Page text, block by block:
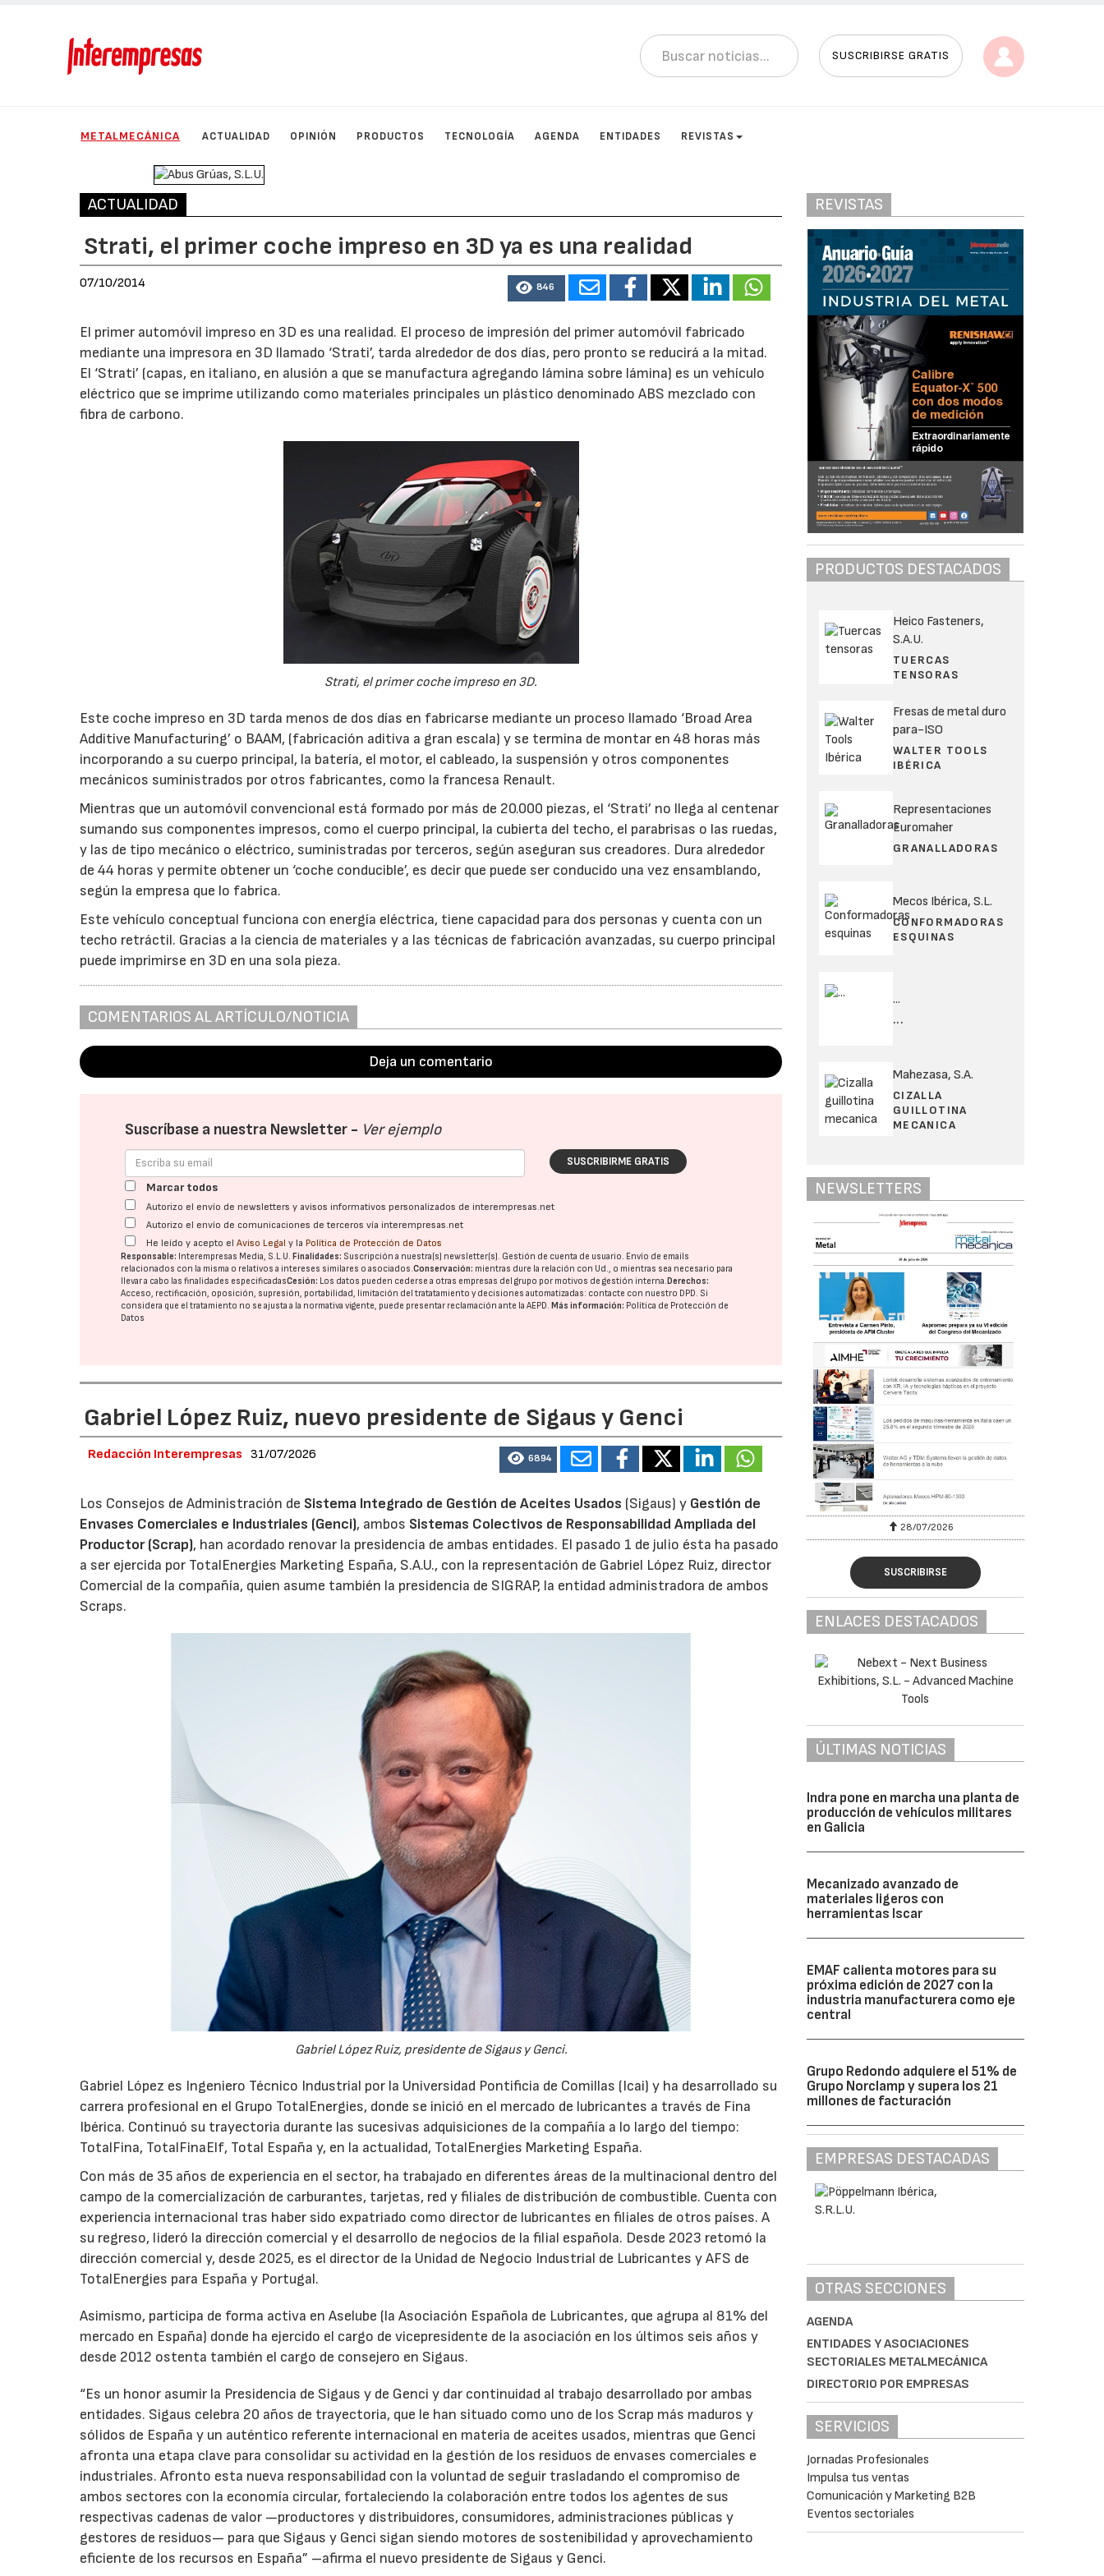
SUSCRIBIRSE GRATIS
METALMECÁNICA ACTUALIDAD OPINIÓN PRODUCTOS TECNOLOGÍA AGENDA ENTIDADES REVISTAS
ACTUALIDAD
Strati, el primer coche impreso en 3D ya es una realidad
07/10/2014 846
El primer automóvil impreso en 3D es una realidad. El proceso de impresión del primer automóvil fabricado
mediante una impresora en 3D llamado ‘Strati’, tarda alrededor de dos días, pero pronto se reducirá a la mitad.
El ‘Strati’ (capas, en italiano, en alusión a que se manufactura agregando lámina sobre lámina) es un vehículo
eléctrico que se imprime utilizando como materiales principales un plástico denominado ABS mezclado con
fibra de carbono.
Strati, el primer coche impreso en 3D.
Este coche impreso en 3D tarda menos de dos días en fabricarse mediante un proceso llamado ‘Broad Area
Additive Manufacturing’ o BAAM, (fabricación aditiva a gran escala) y se termina de montar en 48 horas más
incorporando a su cuerpo principal, la batería, el motor, el cableado, la suspensión y otros componentes
mecánicos suministrados por otros fabricantes, como la francesa Renault.
Mientras que un automóvil convencional está formado por más de 20.000 piezas, el ‘Strati’ no llega al centenar
sumando sus componentes impresos, como el cuerpo principal, la cubierta del techo, el parabrisas o las ruedas,
y las de tipo mecánico o eléctrico, suministradas por terceros, según aseguran sus creadores. Dura alrededor
de 44 horas y permite obtener un ‘coche conducible’, es decir que puede ser conducido una vez ensamblando,
según la empresa que lo fabrica.
Este vehículo conceptual funciona con energía eléctrica, tiene capacidad para dos personas y cuenta con un
techo retráctil. Gracias a la ciencia de materiales y a las técnicas de fabricación avanzadas, su cuerpo principal
puede imprimirse en 3D en una sola pieza.
COMENTARIOS AL ARTÍCULO/NOTICIA
Deja un comentario
Suscríbase a nuestra Newsletter - Ver ejemplo
SUSCRIBIRME GRATIS
Marcar todos
Autorizo el envío de newsletters y avisos informativos personalizados de interempresas.net
Autorizo el envío de comunicaciones de terceros vía interempresas.net
He leído y acepto elAviso Legal y la Política de Protección de Datos
Responsable: Interempresas Media, S.L.U.Finalidades: Suscripción a nuestra(s) newsletter(s). Gestión de cuenta de usuario. Envío de emails
relacionados con la misma o relativos a intereses similares o asociados.Conservación: mientras dure la relación con Ud., o mientras sea necesario para
llevar a cabo las finalidades especificadasCesión: Los datos pueden cederse a otras empresas del grupo por motivos de gestión interna.Derechos:
Acceso, rectificación, oposición, supresión, portabilidad, limitación del tratatamiento y decisiones automatizadas: contacte con nuestro DPD. Si
considera que el tratamiento no se ajusta a la normativa vigente, puede presentar reclamación ante laAEPD.Más información: Política de Protección de
Datos
Gabriel López Ruiz, nuevo presidente de Sigaus y Genci
Redacción Interempresas 31/07/2026 6894
Los Consejos de Administración de Sistema Integrado de Gestión de Aceites Usados (Sigaus) y Gestión de
Envases Comerciales e Industriales (Genci), ambos Sistemas Colectivos de Responsabilidad Ampliada del
Productor (Scrap), han acordado renovar la presidencia de ambas entidades. El pasado 1 de julio ésta ha pasado
a ser ejercida por TotalEnergies Marketing España, S.A.U., con la representación de Gabriel López Ruiz, director
Comercial de la compañía, quien asume también la presidencia de SIGRAP, la entidad administradora de ambos
Scraps.
Gabriel López Ruiz, presidente de Sigaus y Genci.
Gabriel López es Ingeniero Técnico Industrial por la Universidad Pontificia de Comillas (Icai) y ha desarrollado su
carrera profesional en el Grupo TotalEnergies, donde se inició en el mercado de lubricantes a través de Fina
Ibérica. Continuó su trayectoria durante las sucesivas adquisiciones de la compañía a lo largo del tiempo:
TotalFina, TotalFinaElf, Total España y, en la actualidad, TotalEnergies Marketing España.
Con más de 35 años de experiencia en el sector, ha trabajado en diferentes áreas de la multinacional dentro del
campo de la comercialización de carburantes, tarjetas, red y filiales de distribución de combustible. Cuenta con
experiencia internacional tras haber sido expatriado como director de lubricantes en filiales de otros países. A
su regreso, lideró la dirección comercial y el desarrollo de negocios de la filial española. Desde 2023 retomó la
dirección comercial y, desde 2025, es el director de la Unidad de Negocio Industrial de Lubricantes y AFS de
TotalEnergies para España y Portugal.
Asimismo, participa de forma activa en Aselube (la Asociación Española de Lubricantes, que agrupa al 81% del
mercado en España) donde ha ejercido el cargo de vicepresidente de la asociación en los últimos seis años y
desde 2012 ostenta también el cargo de consejero en Sigaus.
“Es un honor asumir la Presidencia de Sigaus y de Genci y dar continuidad al trabajo desarrollado por ambas
entidades. Sigaus celebra 20 años de trayectoria, que le han situado como uno de los Scrap más maduros y
sólidos de España y un auténtico referente internacional en materia de aceites usados, mientras que Genci
afronta una etapa clave para consolidar su actividad en la gestión de los residuos de envases comerciales e
industriales. Afronto esta nueva responsabilidad con la voluntad de seguir trasladando el compromiso de
ambos sectores con la economía circular, fortaleciendo la colaboración entre todos los agentes de sus
respectivas cadenas de valor —productores y distribuidores, consumidores, administraciones públicas y
gestores de residuos— para que Sigaus y Genci sigan siendo motores de sostenibilidad y aprovechamiento
eficiente de los recursos en España” –afirma el nuevo presidente de Sigaus y Genci.
REVISTAS
PRODUCTOS DESTACADOS
Heico Fasteners,
S.A.U.
TUERCAS
TENSORAS
Fresas de metal duro
para-ISO
WALTER TOOLS
IBÉRICA
Representaciones
Euromaher
GRANALLADORAS
Mecos Ibérica, S.L.
CONFORMADORAS
ESQUINAS
...
...
Mahezasa, S.A.
CIZALLA
GUILLOTINA
MECANICA
NEWSLETTERS
28/07/2026 30/07/2026 28/07/2026
SUSCRIBIRSE
ENLACES DESTACADOS
ÚLTIMAS NOTICIAS
Indra pone en marcha una planta de
producción de vehículos militares
en Galicia
Mecanizado avanzado de
materiales ligeros con
herramientas Iscar
EMAF calienta motores para su
próxima edición de 2027 con la
industria manufacturera como eje
central
Grupo Redondo adquiere el 51% de
Grupo Norclamp y supera los 21
millones de facturación
EMPRESAS DESTACADAS
OTRAS SECCIONES
AGENDA
ENTIDADES Y ASOCIACIONES
SECTORIALES METALMECÁNICA
DIRECTORIO POR EMPRESAS
SERVICIOS
Jornadas Profesionales
Impulsa tus ventas
Comunicación y Marketing B2B
Eventos sectoriales